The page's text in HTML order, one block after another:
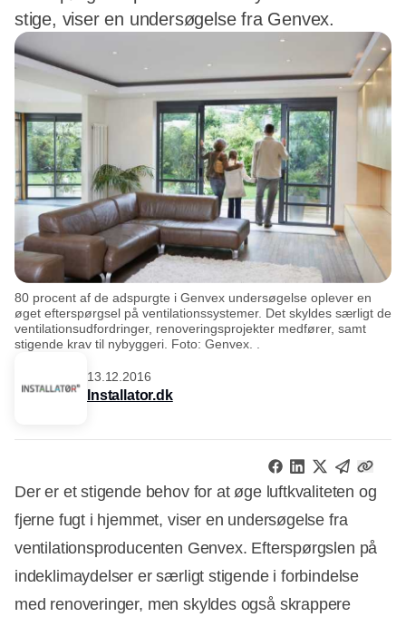
stige, viser en undersøgelse fra Genvex.
80 procent af de adspurgte i Genvex undersøgelse oplever en
øget efterspørgsel på ventilationssystemer. Det skyldes særligt de
ventilationsudfordringer, renoveringsprojekter medfører, samt
stigende krav til nybyggeri. Foto: Genvex. .
13.12.2016
Installator.dk
Der er et stigende behov for at øge luftkvaliteten og
fjerne fugt i hjemmet, viser en undersøgelse fra
ventilationsproducenten Genvex. Efterspørgslen på
indeklimaydelser er særligt stigende i forbindelse
med renoveringer, men skyldes også skrappere